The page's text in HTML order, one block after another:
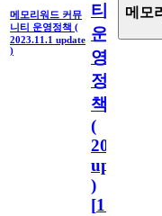
메모리워드 커뮤
니티 운영정책 (
2023.11.1 update
)
티
운
영
정
책
(
2023.11.1
update
)
[110
메모